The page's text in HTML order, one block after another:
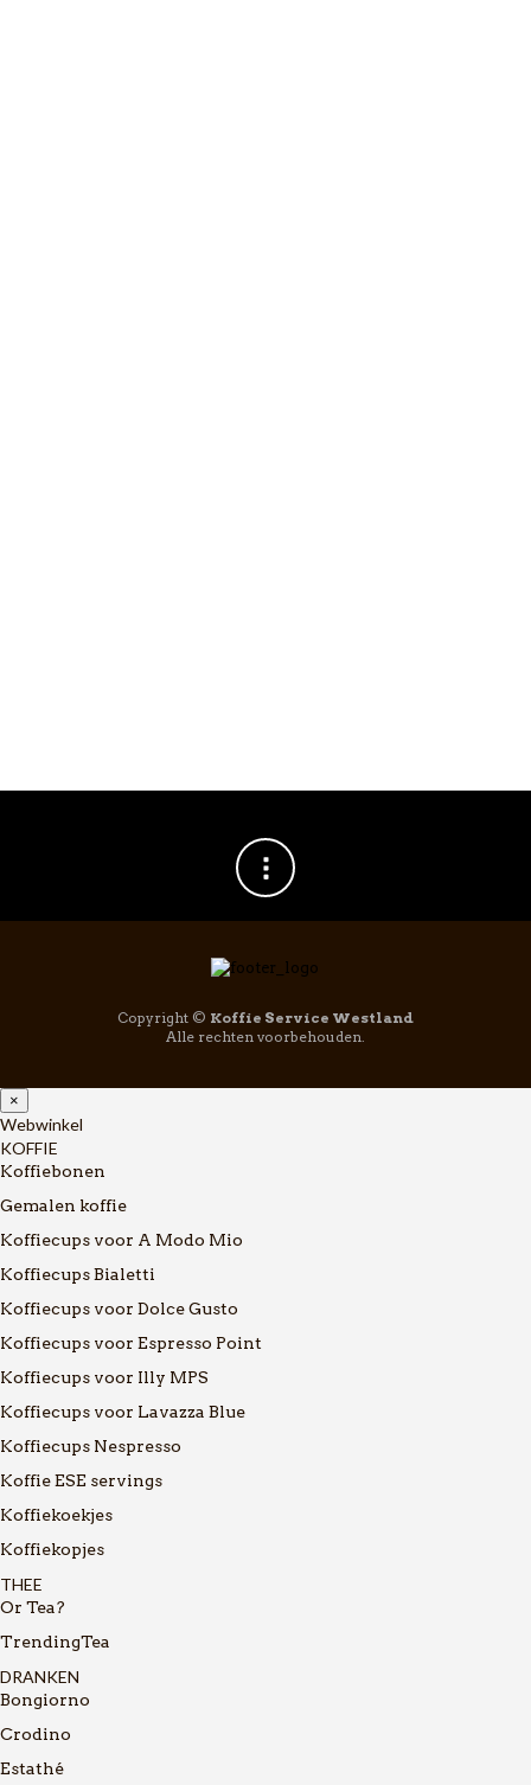
Copyright © Koffie Service Westland
Alle rechten voorbehouden.
×
Webwinkel
KOFFIE
Koffiebonen
Gemalen koffie
Koffiecups voor A Modo Mio
Koffiecups Bialetti
Koffiecups voor Dolce Gusto
Koffiecups voor Espresso Point
Koffiecups voor Illy MPS
Koffiecups voor Lavazza Blue
Koffiecups Nespresso
Koffie ESE servings
Koffiekoekjes
Koffiekopjes
THEE
Or Tea?
TrendingTea
DRANKEN
Bongiorno
Crodino
Estathé